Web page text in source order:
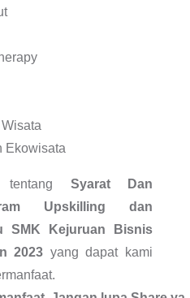
Ekowisata
tentang Syarat Dan
Upskilling dan
SMK Kejuruan Bisnis
2023 yang dapat kami